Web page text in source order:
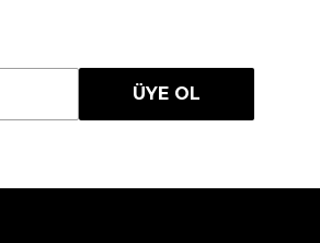
ÜYE OL